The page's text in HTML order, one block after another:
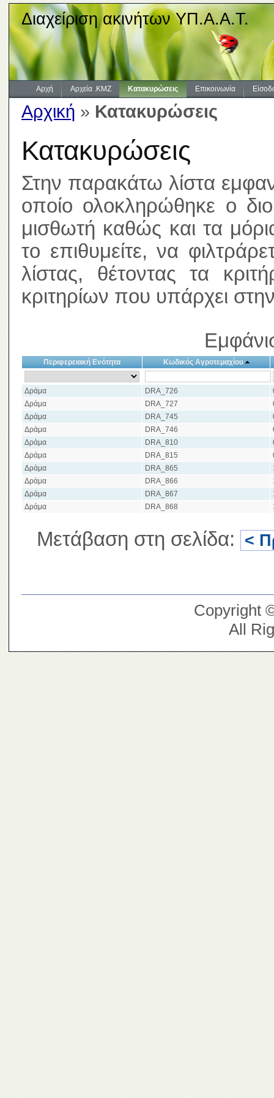
Διαχείριση ακινήτων ΥΠ.Α.Α.Τ.
Αρχή Αρχεία .KMZ Κατακυρώσεις Επικοινωνία
Αρχική » Κατακυρώσεις
Κατακυρώσεις
Στην παρακάτω λίστα
οποίο ολοκληρώθηκε ο
μισθωτή καθώς και τα
το επιθυμείτε, να
λίστας, θέτοντας τα
κριτηρίων που υπάρχει
Περιφερειακή Ενότητα Κωδικός Αγροτεμαχίου
Δράμα DRA_726
Δράμα
DRA_727
Δράμα
DRA_745
Δράμα
DRA_746
Δράμα
DRA_810
Δράμα
DRA_815
Δράμα
DRA_865
Δράμα
DRA_866
Δράμα
DRA_867
Δράμα
DRA_868
Μετάβαση στη σελίδα: <
Copyright
All